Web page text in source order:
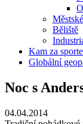
Běliště
Kam za
Globální
Noc s
04.04.2014